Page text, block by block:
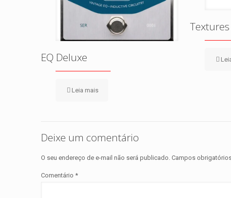
EQ Deluxe
Leia mais
Textures
Deixe um comentário
O seu endereço de e-mail não será publicado. Campos
Comentário *